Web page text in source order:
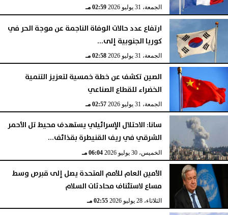
الجمعة، 31 يوليو 2026 02:59 مـ
ارتفاع عدد حالات الوفاة الناجمة عن موجة الحر في
كوريا الجنوبية إلى...
الجمعة، 31 يوليو 2026 02:58 مـ
الصين تكشف عن خطة خمسية لتعزيز التنمية
الخضراء للقطاع الصناعي
الجمعة، 31 يوليو 2026 02:57 مـ
سانا: الاحتلال الإسرائيلي يستهدف محيط تل الأحمر
الشرقي في ريف القنيطرة بقذائف...
الخميس، 30 يوليو 2026 06:04 مـ
الأمين العام للأمم المتحدة يصل إلى قبرص وسط
مساع لاستئناف محادثات السلام
الثلاثاء، 28 يوليو 2026 02:55 مـ